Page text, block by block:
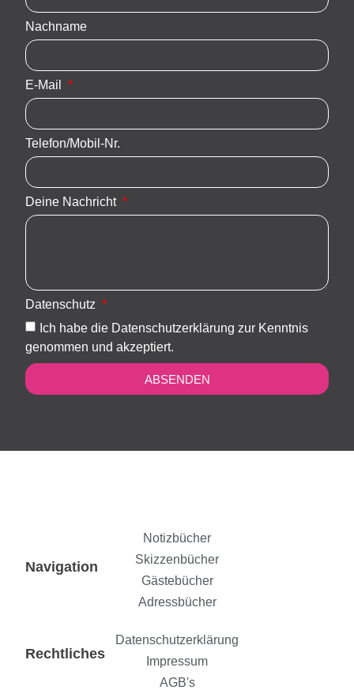
Nachname
E-Mail
Telefon/Mobil-Nr.
Deine Nachricht
Datenschutz
Ich habe die Datenschutzerklärung zur Kenntnis
genommen und akzeptiert.
ABSENDEN
Navigation
Notizbücher
Skizzenbücher
Gästebücher
Adressbücher
Rechtliches
Datenschutzerklärung
Impressum
AGB's